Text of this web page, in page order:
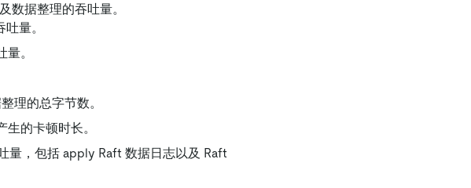
数据整理的吞吐量。
量。
。
理的总字节数。
的卡顿时长。
量，包括 apply Raft 数据日志以及 Raft